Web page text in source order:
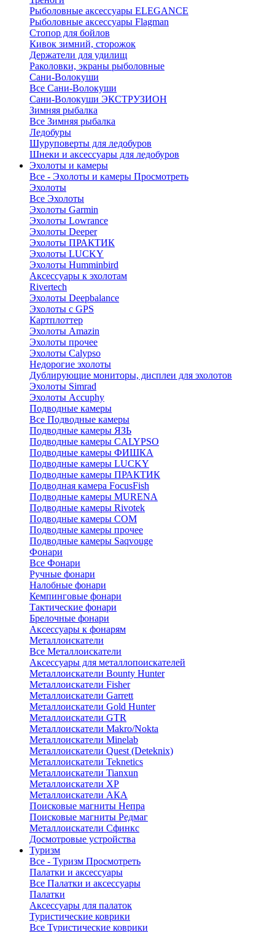
Рыболовные аксессуары ELEGANCE
Рыболовные аксессуары Flagman
Стопор для бойлов
Кивок зимний, сторожок
Держатели для удилищ
Раколовки, экраны рыболовные
Сани-Волокуши
Все Сани-Волокуши
Сани-Волокуши ЭКСТРУЗИОН
Зимняя рыбалка
Все Зимняя рыбалка
Ледобуры
Шуруповерты для ледобуров
Шнеки и аксессуары для ледобуров
Эхолоты и камеры
Все - Эхолоты и камеры Просмотреть
Эхолоты
Все Эхолоты
Эхолоты Garmin
Эхолоты Lowrance
Эхолоты Deeper
Эхолоты ПРАКТИК
Эхолоты LUCKY
Эхолоты Humminbird
Аксессуары к эхолотам
Rivertech
Эхолоты Deepbalance
Эхолоты с GPS
Картплоттер
Эхолоты Amazin
Эхолоты прочее
Эхолоты Calypso
Недорогие эхолоты
Дублирующие мониторы, дисплеи для эхолотов
Эхолоты Simrad
Эхолоты Accuphy
Подводные камеры
Все Подводные камеры
Подводные камеры ЯЗЬ
Подводные камеры CALYPSO
Подводные камеры ФИШКА
Подводные камеры LUCKY
Подводные камеры ПРАКТИК
Подводная камера FocusFish
Подводные камеры MURENA
Подводные камеры Rivotek
Подводные камеры СОМ
Подводные камеры прочее
Подводные камеры Saqvouge
Фонари
Все Фонари
Ручные фонари
Налобные фонари
Кемпинговые фонари
Тактические фонари
Брелочные фонари
Аксессуары к фонарям
Металлоискатели
Все Металлоискатели
Аксессуары для металлопоискателей
Металлоискатели Bounty Hunter
Металлоискатели Fisher
Металлоискатели Garrett
Металлоискатели Gold Hunter
Металлоискатели GTR
Металлоискатели Makro/Nokta
Металлоискатели Minelab
Металлоискатели Quest (Deteknix)
Металлоискатели Teknetics
Металлоискатели Tianxun
Металлоискатели XP
Металлоискатели АКА
Поисковые магниты Непра
Поисковые магниты Редмаг
Металлоискатели Сфинкс
Досмотровые устройства
Туризм
Все - Туризм Просмотреть
Палатки и аксессуары
Все Палатки и аксессуары
Палатки
Аксессуары для палаток
Туристические коврики
Все Туристические коврики